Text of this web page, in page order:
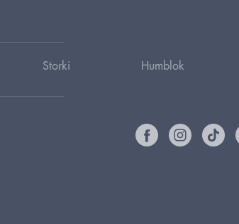
Storki Humblok